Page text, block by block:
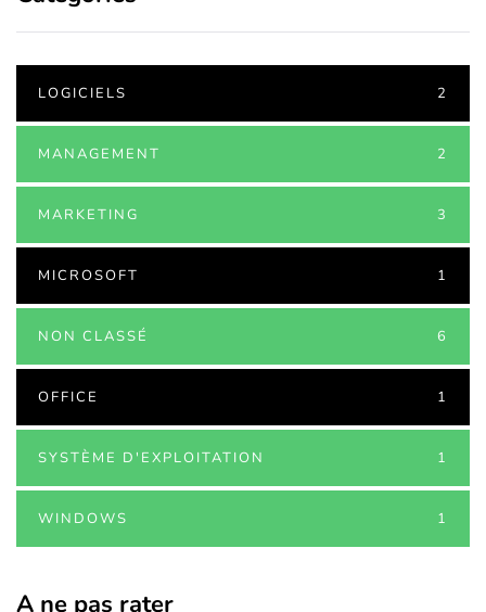
LOGICIELS 2
MANAGEMENT 2
MARKETING 3
MICROSOFT 1
NON CLASSÉ 6
OFFICE 1
SYSTÈME D'EXPLOITATION 1
WINDOWS 1
A ne pas rater